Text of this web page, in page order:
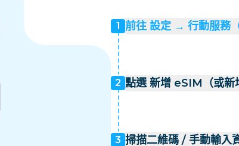
1 前往 設定 → 行動服務
2 點選 新增 eSIM（或新
3 掃描二維碼 / 手動輸入